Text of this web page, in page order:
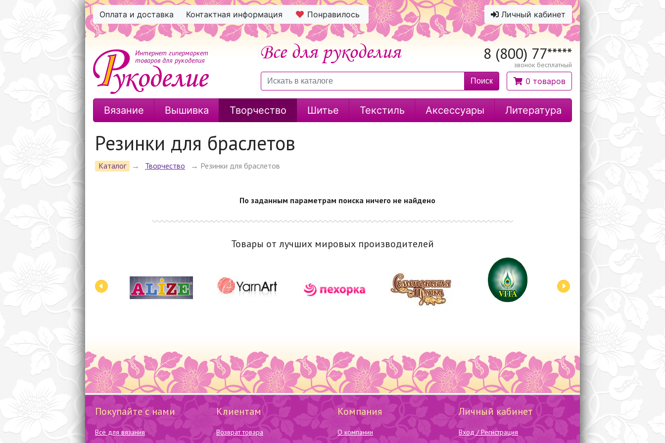
Оплата и доставка Контактная информация Понравилось Личный кабинет
8 (800) 77*****
звонок бесплатный
Поиск 0 товаров
Интернет гипермаркет
товаров для рукоделия
Вязание Вышивка Творчество Шитье Текстиль Аксессуары Литература
Резинки для браслетов
Каталог → Творчество → Резинки для браслетов
По заданным параметрам поиска ничего не найдено
Товары от лучших мировых производителей
Покупайте с нами
Всё для вязания
Клиентам
Возврат товара
Компания
О компании
Личный кабинет
Вход / Регистрация